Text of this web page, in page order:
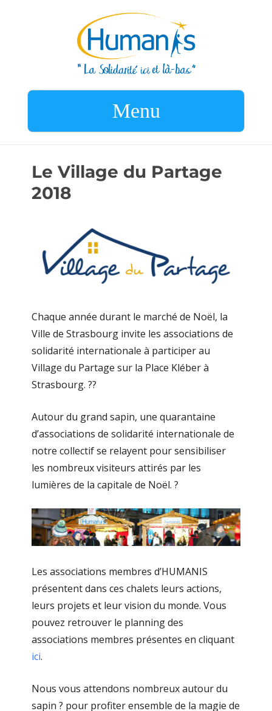
Menu
Le Village du Partage
2018
Chaque année durant le marché de Noël, la
Ville de Strasbourg invite les associations de
solidarité internationale à participer au
Village du Partage sur la Place Kléber à
Strasbourg. ??
Autour du grand sapin, une quarantaine
d’associations de solidarité internationale de
notre collectif se relayent pour sensibiliser
les nombreux visiteurs attirés par les
lumières de la capitale de Noël. ?
Les associations membres d’HUMANIS
présentent dans ces chalets leurs actions,
leurs projets et leur vision du monde. Vous
pouvez retrouver le planning des
associations membres présentes en cliquant
ici.
Nous vous attendons nombreux autour du
sapin ? pour profiter ensemble de la magie de